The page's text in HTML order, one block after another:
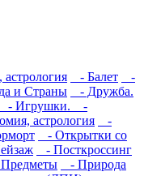
- Балет
-
и Страны
- Дружба.
- Игрушки.
-
астрология
-
- Открытки со
- Посткроссинг
- Природа